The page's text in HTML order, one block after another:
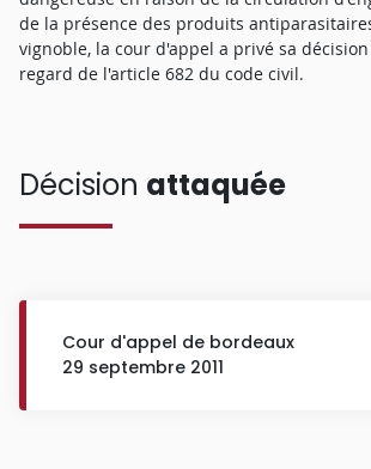
de la présence des produits
vignoble, la cour d'appel a privé sa
regard de l'article 682 du code civil.
Décision attaquée
Cour d'appel de bordeaux
29 septembre 2011